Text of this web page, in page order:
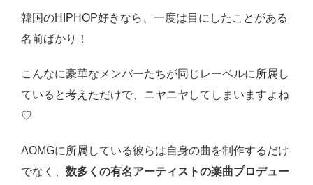
韓国のHIPHOP好きなら、一度は目にしたことがある
名前ばかり！
こんなに豪華なメンバーたちが同じレーベルに所属し
ていると考えただけで、ニヤニヤしてしまいますよね
♡
AOMGに所属している彼らは自身の曲を制作するだけ
でなく、 数多くの有名アーティストの楽曲プロデュー